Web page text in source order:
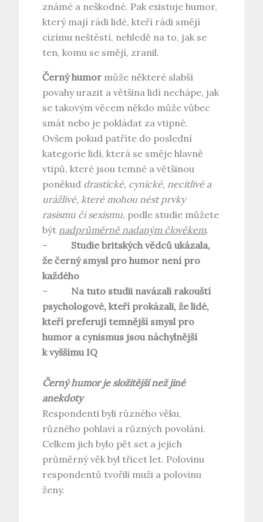
známé a neškodné. Pak existuje humor,
který mají rádi lidé, kteří rádi smějí
cizímu neštěstí, nehledě na to, jak se
ten, komu se smějí, zranil.
Černý humor může některé slabší
povahy urazit a většina lidí nechápe, jak
se takovým věcem někdo může vůbec
smát nebo je pokládat za vtipné.
Ovšem pokud patříte do poslední
kategorie lidí, která se směje hlavně
vtipů, které jsou temné a většinou
poněkud drastické, cynické, necitlivé a
urážlivé, které mohou nést prvky
rasismu či sexismu, podle studie můžete
být nadprůměrně nadaným člověkem.
– Studie britských vědců ukázala,
že černý smysl pro humor není pro
každého
– Na tuto studii navázali rakouští
psychologové, kteří prokázali, že lidé,
kteří preferují temnější smysl pro
humor a cynismus jsou náchylnější
k vyššímu IQ
Černý humor je složitější než jiné
anekdoty
Respondenti byli různého věku,
různého pohlaví a různých povolání.
Celkem jich bylo pět set a jejich
průměrný věk byl třicet let. Polovinu
respondentů tvořili muži a polovinu
ženy.